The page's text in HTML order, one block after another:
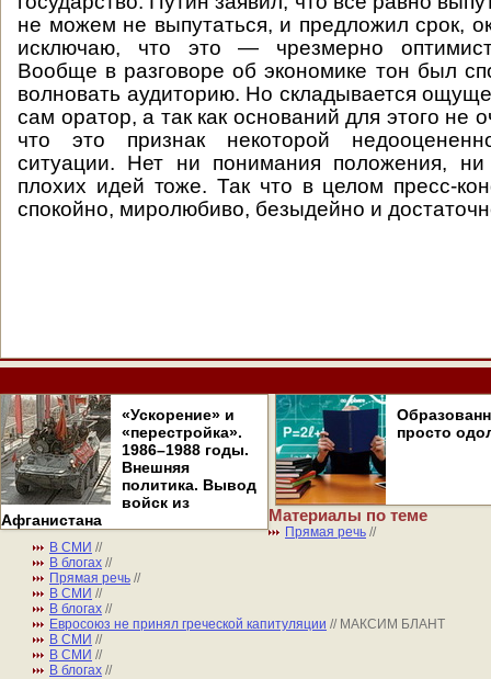
не можем не выпутаться, и предложил срок,
исключаю, что это — чрезмерно
Вообще в разговоре об экономике тон был
волновать аудиторию. Но складывается
сам оратор, а так как оснований для этого не
что это признак некоторой
ситуации. Нет ни понимания положения,
плохих идей тоже. Так что в целом пресс-
спокойно, миролюбиво, безыдейно и
«Ускорение» и
«перестройка».
1986–1988 годы.
Внешняя
политика. Вывод
войск из
Афганистана
просто
Материалы по теме
Прямая речь //
В СМИ //
В блогах //
Прямая речь //
В СМИ //
В блогах //
Евросоюз не принял греческой капитуляции // МАКСИМ БЛАНТ
В СМИ //
В СМИ //
В блогах //